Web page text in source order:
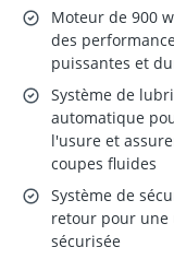
Moteur de 900
des
puissantes et
Système de
automatique
l'usure et
coupes fluides
Système de
retour pour une
sécurisée